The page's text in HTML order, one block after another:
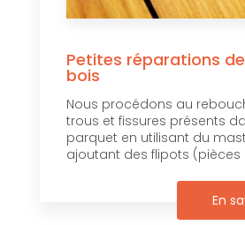
Petites réparations
bois
Nous procédons au
trous et fissures présents
parquet en utilisant du
ajoutant des flipots (pièces
En